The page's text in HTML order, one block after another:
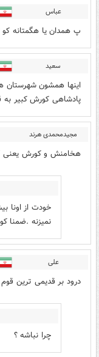
عباس
پ همدان یا هگمتانه کو
سعید
اینها همشون شهرستان
پادشاهی کورش کبیر به
مجیدمحمدی هرند
اصفهان
هخامنش و کورش یعنی
خودت از اونا
نمیزنه ‌.ضمنا
علی
درود بر قدیمی ترین
چرا نباشه ؟